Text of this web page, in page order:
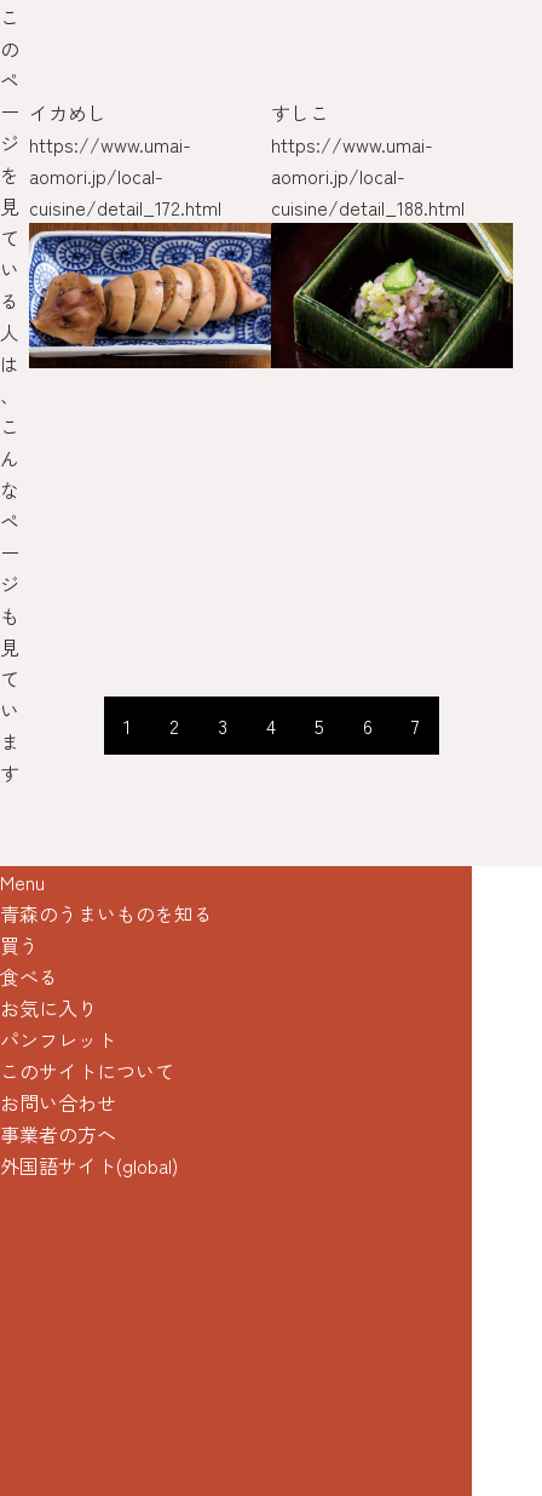
こ
の
ペ
ー
ジ
を
見
て
い
る
人
は
、
こ
ん
な
ペ
ー
ジ
も
見
て
い
ま
す
イカめし
https://www.umai-
aomori.jp/local-
cuisine/detail_172.html
すしこ
https://www.umai-
aomori.jp/local-
cuisine/detail_188.html
1 2 3 4 5 6 7
Menu
青森のうまいものを知る
買う
食べる
お気に入り
パンフレット
このサイトについて
お問い合わせ
事業者の方へ
外国語サイト(global)